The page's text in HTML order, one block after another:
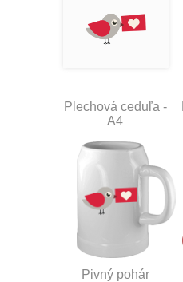
Plechová ceduľa -
A4
Pivný pohár